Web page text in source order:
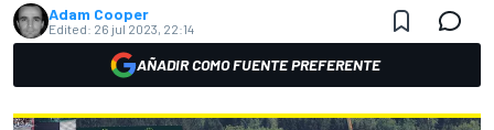
Adam Cooper
Edited: 26 jul 2023, 22:14
AÑADIR COMO FUENTE PREFERENTE